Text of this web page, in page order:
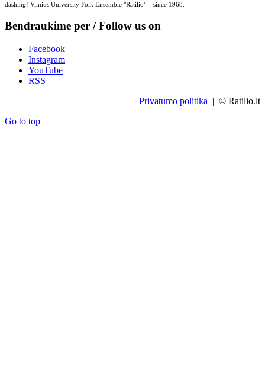
dashing! Vilnius University Folk Ensemble "Ratilio" – since 1968.
Bendraukime per / Follow us on
Facebook
Instagram
YouTube
RSS
Privatumo politika | © Ratilio.lt
Go to top